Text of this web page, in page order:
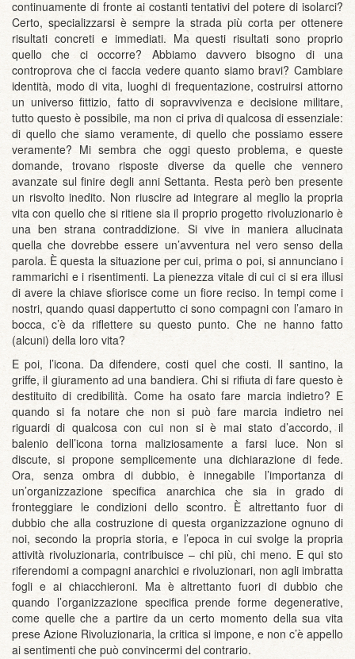
continuamente di fronte ai costanti tentativi del potere di isolarci?
Certo, specializzarsi è sempre la strada più corta per ottenere
risultati concreti e immediati. Ma questi risultati sono proprio
quello che ci occorre? Abbiamo davvero bisogno di una
controprova che ci faccia vedere quanto siamo bravi? Cambiare
identità, modo di vita, luoghi di frequentazione, costruirsi attorno
un universo fittizio, fatto di sopravvivenza e decisione militare,
tutto questo è possibile, ma non ci priva di qualcosa di essenziale:
di quello che siamo veramente, di quello che possiamo essere
veramente? Mi sembra che oggi questo problema, e queste
domande, trovano risposte diverse da quelle che vennero
avanzate sul finire degli anni Settanta. Resta però ben presente
un risvolto inedito. Non riuscire ad integrare al meglio la propria
vita con quello che si ritiene sia il proprio progetto rivoluzionario è
una ben strana contraddizione. Si vive in maniera allucinata
quella che dovrebbe essere un’avventura nel vero senso della
parola. È questa la situazione per cui, prima o poi, si annunciano i
rammarichi e i risentimenti. La pienezza vitale di cui ci si era illusi
di avere la chiave sfiorisce come un fiore reciso. In tempi come i
nostri, quando quasi dappertutto ci sono compagni con l’amaro in
bocca, c’è da riflettere su questo punto. Che ne hanno fatto
(alcuni) della loro vita?
E poi, l’icona. Da difendere, costi quel che costi. Il santino, la
griffe, il giuramento ad una bandiera. Chi si rifiuta di fare questo è
destituito di credibilità. Come ha osato fare marcia indietro? E
quando si fa notare che non si può fare marcia indietro nei
riguardi di qualcosa con cui non si è mai stato d’accordo, il
balenio dell’icona torna maliziosamente a farsi luce. Non si
discute, si propone semplicemente una dichiarazione di fede.
Ora, senza ombra di dubbio, è innegabile l’importanza di
un’organizzazione specifica anarchica che sia in grado di
fronteggiare le condizioni dello scontro. È altrettanto fuor di
dubbio che alla costruzione di questa organizzazione ognuno di
noi, secondo la propria storia, e l’epoca in cui svolge la propria
attività rivoluzionaria, contribuisce – chi più, chi meno. E qui sto
riferendomi a compagni anarchici e rivoluzionari, non agli imbratta
fogli e ai chiacchieroni. Ma è altrettanto fuori di dubbio che
quando l’organizzazione specifica prende forme degenerative,
come quelle che a partire da un certo momento della sua vita
prese Azione Rivoluzionaria, la critica si impone, e non c’è appello
ai sentimenti che può convincermi del contrario.